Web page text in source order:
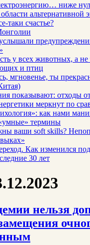
ниже
альтернативной
таки счастье?
у всех животных, а не
и птиц
мгновенье, ты
показывают: отходы
меркнут по
как нами
термины
ваши soft skills?
Как изменился
30 лет
нельзя